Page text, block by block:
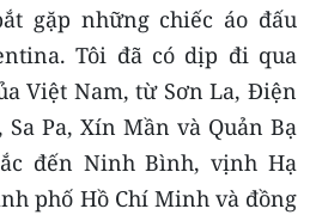
gặp những chiếc áo đấu
Tôi đã có dịp đi qua
Việt Nam, từ Sơn La, Điện
Pa, Xín Mần và Quản Bạ
đến Ninh Bình, vịnh Hạ
phố Hồ Chí Minh và đồng